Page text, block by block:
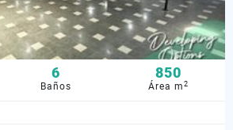
6
Baños
850
Área m2